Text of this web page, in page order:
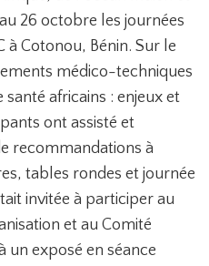
26 octobre les journées
à Cotonou, Bénin. Sur le
médico-techniques
africains : enjeux et
ont assisté et
recommandations à
tables rondes et journée
invitée à participer au
et au Comité
un exposé en séance